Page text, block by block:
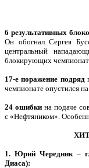
6 результативных
Он обогнал Сергея
центральный
блокирующих
17-е поражение подряд
чемпионате опустился
24 ошибкина подаче
с «Нефтяником».
1. Юрий Чередник –
Диаса):